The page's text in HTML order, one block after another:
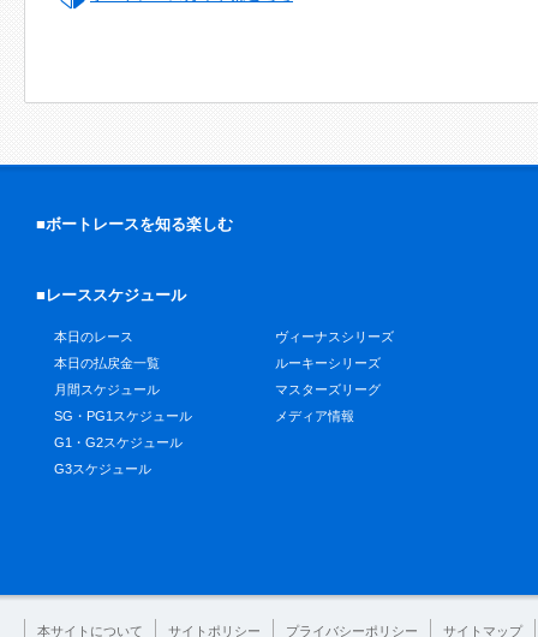
■ボートレースを知る楽しむ
■レーススケジュール
本日のレース
本日の払戻金一覧
月間スケジュール
SG・PG1スケジュール
G1・G2スケジュール
G3スケジュール
ヴィーナスシリーズ
ルーキーシリーズ
マスターズリーグ
メディア情報
本サイトについて サイトポリシー プライバシーポリシー サイトマップ